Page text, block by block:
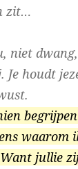
zit…
niet
Je houdt
waarom
jullie